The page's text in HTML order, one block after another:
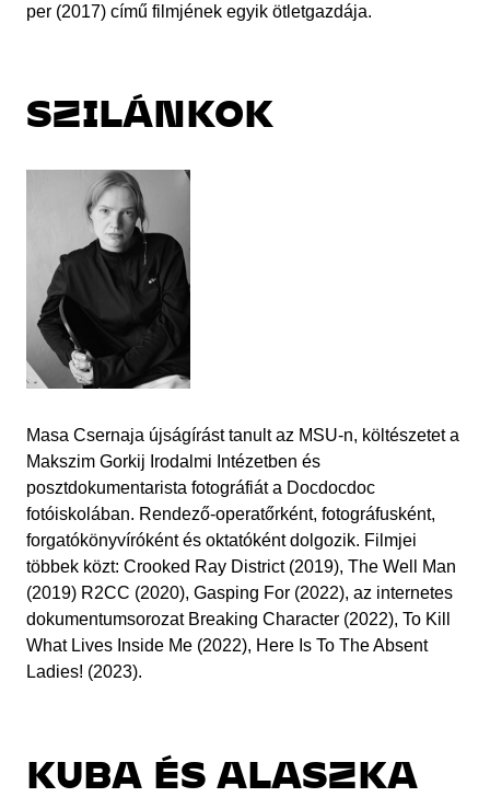
per (2017) című filmjének egyik ötletgazdája.
SZILÁNKOK
Masa Csernaja újságírást tanult az MSU-n, költészetet a
Makszim Gorkij Irodalmi Intézetben és
posztdokumentarista fotográfiát a Docdocdoc
fotóiskolában. Rendező-operatőrként, fotográfusként,
forgatókönyvíróként és oktatóként dolgozik. Filmjei
többek közt: Crooked Ray District (2019), The Well Man
(2019) R2CC (2020), Gasping For (2022), az internetes
dokumentumsorozat Breaking Character (2022), To Kill
What Lives Inside Me (2022), Here Is To The Absent
Ladies! (2023).
KUBA ÉS ALASZKA